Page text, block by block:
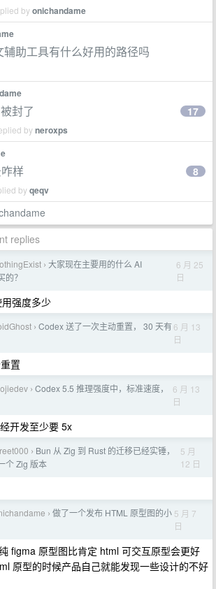
byonichandame
助工具有什么好用的路径吗
封了
byneroxps
17
样
byqeqv
8
replies
› 大家现在主要用的什么 AI
？
6 月 25
日
强度多少
› Codex 送了一次主动重置， 30 天有6 月 13
日
置
› Codex 5.5 推理强度中，标准速度，
6 月 13
日
开发至少要 5x
› Bun 从 Zig 到 Rust 的迁移已经实锤，
个 Zig 版本
5 月
12 日
› 做了一个发布 HTML 原型图的小 5 月 7
日
figma 原型图比肯定 html 可交互原型会更好
原型的时候产品自己就能发现一些设计的不好